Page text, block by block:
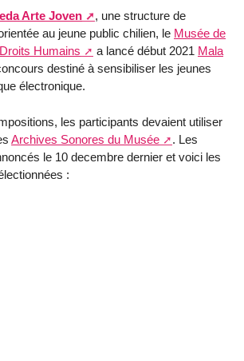
Arte Joven
, une structure de
au jeune public chilien, le Musée de
Humains
a lancé début 2021 Mala
destiné à sensibiliser les jeunes
électronique.
les participants devaient utiliser
Archives Sonores du Musée
. Les
le 10 decembre dernier et voici les
: